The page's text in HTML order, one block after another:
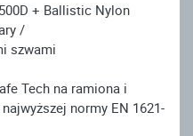
+ Ballistic Nylon
/
szwami
Tech na ramiona i
normy EN 1621-